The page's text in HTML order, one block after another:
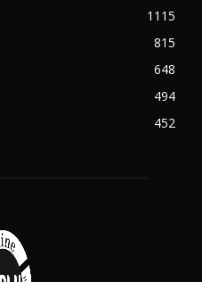
1115
815
648
494
452